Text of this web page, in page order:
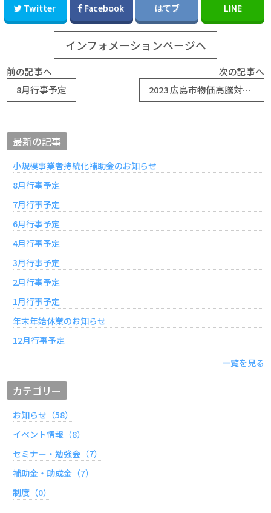
Twitter Facebook はてブ LINE
インフォメーションページへ
前の記事へ
8月行事予定
次の記事へ
2023 広島市物価高騰対応チャレンジ応援事業について
最新の記事
小規模事業者持続化補助金のお知らせ
8月行事予定
7月行事予定
6月行事予定
4月行事予定
3月行事予定
2月行事予定
1月行事予定
年末年始休業のお知らせ
12月行事予定
一覧を見る
カテゴリー
お知らせ（58）
イベント情報（8）
セミナー・勉強会（7）
補助金・助成金（7）
制度（0）